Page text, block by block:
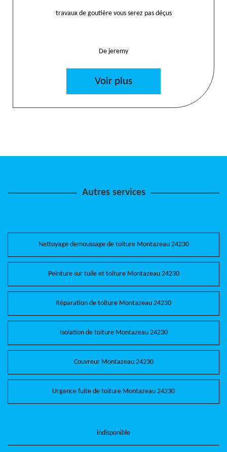
travaux de goutière vous serez pas déçus
De jeremy
Voir plus
Autres services
Nettoyage demoussage de toiture Montazeau 24230
Peinture sur tuile et toiture Montazeau 24230
Réparation de toiture Montazeau 24230
Isolation de toiture Montazeau 24230
Couvreur Montazeau 24230
Urgence fuite de toiture Montazeau 24230
indisponible